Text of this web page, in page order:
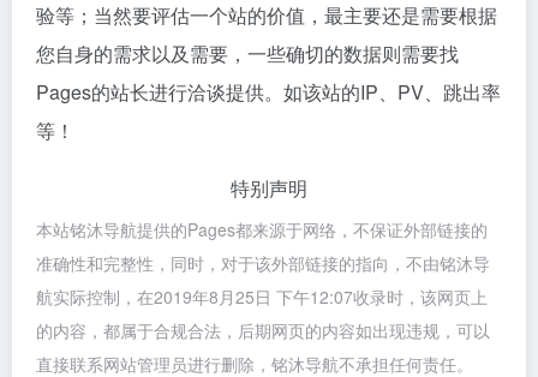
验等；当然要评估一个站的价值，最主要还是需要根据
您自身的需求以及需要，一些确切的数据则需要找
Pages的站长进行洽谈提供。如该站的IP、PV、跳出率
等！
特别声明
本站铭沐导航提供的Pages都来源于网络，不保证外部链接的
准确性和完整性，同时，对于该外部链接的指向，不由铭沐导
航实际控制，在2019年8月25日 下午12:07收录时，该网页上
的内容，都属于合规合法，后期网页的内容如出现违规，可以
直接联系网站管理员进行删除，铭沐导航不承担任何责任。